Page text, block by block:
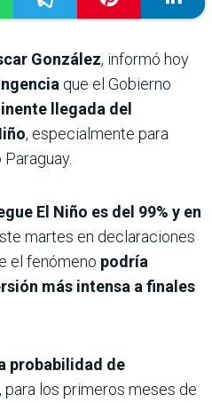
González, informó hoy
que el Gobierno
llegada del
, especialmente para
El Niño es del 99% y en
martes en declaraciones
el fenómeno podría
más intensa a finales
probabilidad de
para los primeros meses de